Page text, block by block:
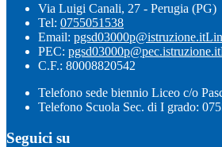
Via Luigi Canali, 27 - Perugia (PG)
Tel: 0755051538
Email: pgsd03000p@istruzione.it
PEC: pgsd03000p@pec.istruzione.it
C.F.: 80008820542
Telefono sede biennio Liceo c/o
Telefono Scuola Sec. di I grado:
Seguici su